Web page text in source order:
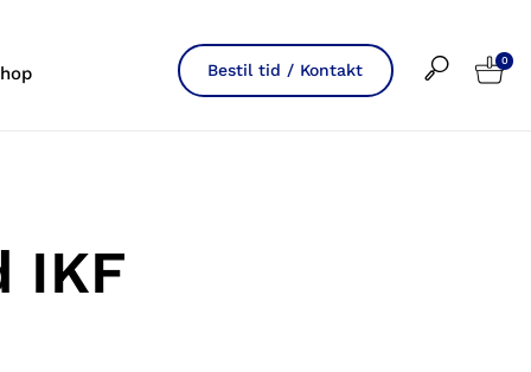
Bestil tid / Kontakt 0
IKF